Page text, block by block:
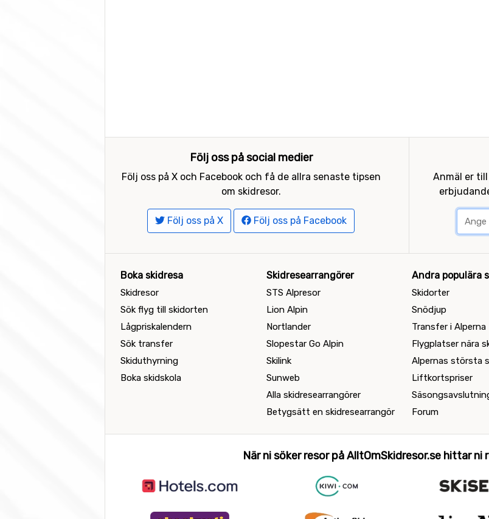
Följ oss på social medier
Följ oss på X och Facebook och få de allra senaste tipsen
om skidresor.
Följ oss på X Följ oss på Facebook
Anmäl er
Boka skidresa
Skidresor
Sök flyg till skidorten
Lågpriskalendern
Sök transfer
Skiduthyrning
Boka skidskola
Skidresearrangörer
STS Alpresor
Lion Alpin
Nortlander
Slopestar Go Alpin
Skilink
Sunweb
Alla skidresearrangörer
Betygsätt en skidresearrangör
Andra populära
Skidorter
Snödjup
Transfer i Alperna
Flygplatser nära
Alpernas största
Liftkortspriser
Forum
När ni söker resor på AlltOmSkidresor.se hittar ni